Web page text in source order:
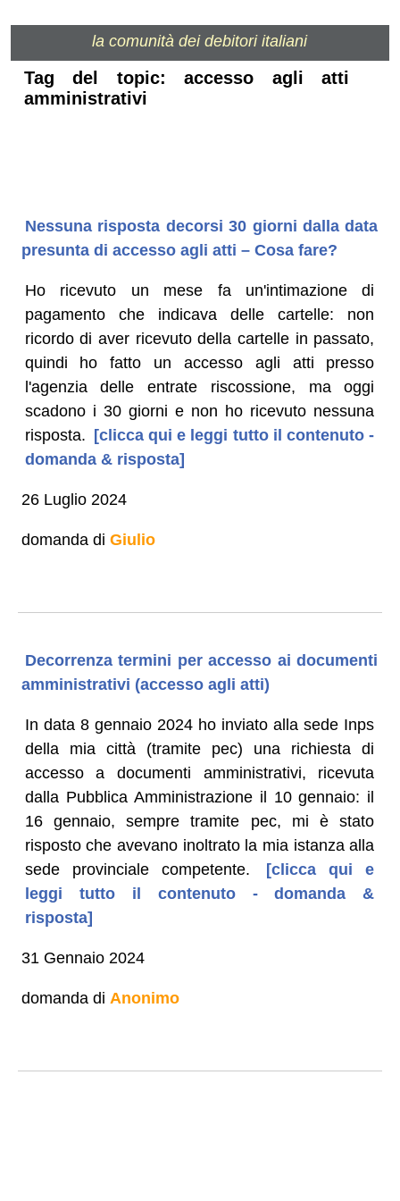
la comunità dei debitori italiani
Tag del topic: accesso agli atti
amministrativi
Nessuna risposta decorsi 30 giorni dalla data
presunta di accesso agli atti – Cosa fare?
Ho ricevuto un mese fa un'intimazione di
pagamento che indicava delle cartelle: non
ricordo di aver ricevuto della cartelle in passato,
quindi ho fatto un accesso agli atti presso
l'agenzia delle entrate riscossione, ma oggi
scadono i 30 giorni e non ho ricevuto nessuna
risposta. [clicca qui e leggi tutto il contenuto -
domanda & risposta]
26 Luglio 2024
domanda di Giulio
Decorrenza termini per accesso ai documenti
amministrativi (accesso agli atti)
In data 8 gennaio 2024 ho inviato alla sede Inps
della mia città (tramite pec) una richiesta di
accesso a documenti amministrativi, ricevuta
dalla Pubblica Amministrazione il 10 gennaio: il
16 gennaio, sempre tramite pec, mi è stato
risposto che avevano inoltrato la mia istanza alla
sede provinciale competente.
[clicca qui e
leggi tutto il contenuto - domanda &
risposta]
31 Gennaio 2024
domanda di Anonimo